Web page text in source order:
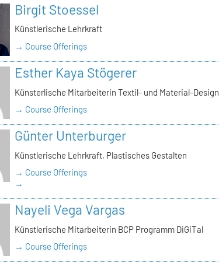
Birgit Stoessel
Künstlerische Lehrkraft
→ Course Offerings
Esther Kaya Stögerer
Künsterlische Mitarbeiterin Textil- und Material-Design
→ Course Offerings
Günter Unterburger
Künstlerische Lehrkraft, Plastisches Gestalten
→ Course Offerings
→
Nayeli Vega Vargas
Künstlerische Mitarbeiterin BCP Programm DiGiTal
→ Course Offerings